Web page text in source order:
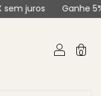
Ganhe 5% pagando
0